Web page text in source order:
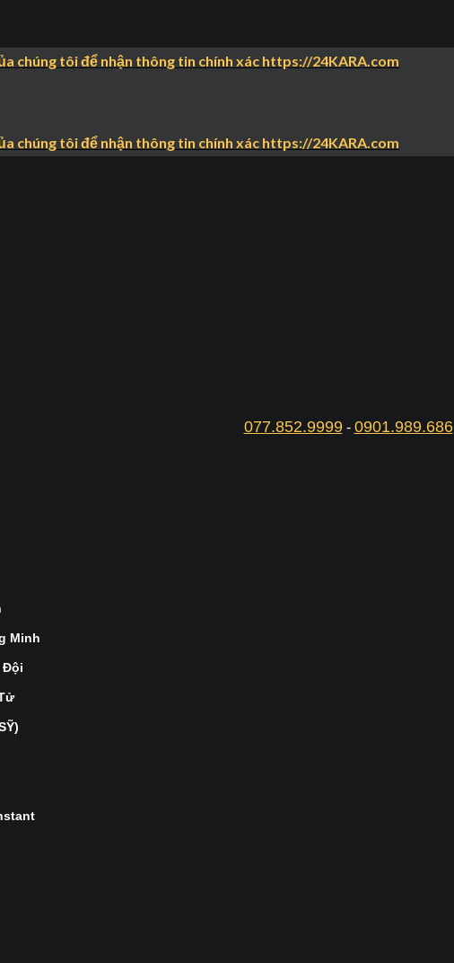
chúng tôi để nhận thông tin chính xác https://24KARA.com
chúng tôi để nhận thông tin chính xác https://24KARA.com
077.852.9999- 0901.989.686
Minh
Đội